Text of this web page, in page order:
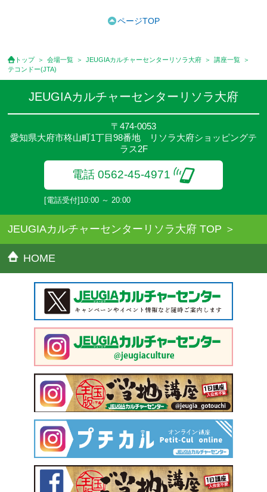
用は含まれておりません。
のでご確認ください。
●参加人数が一定に満たない場合、体験や講座開講を中止または延
期することがあります。
●その他、詳しい内容については、ご入会時にご説明をさせていた
だきます。
ページTOP
トップ 会場一覧 JEUGIAカルチャーセンターリソラ大府
講座一覧
テコンドー(JTA)
JEUGIAカルチャーセンターリソラ大府
〒474-0053
愛知県大府市柊山町1丁目98番地 リソラ大府ショッピングテ
ラス2F
電話 0562-45-4971
[電話受付]10:00 ～ 20:00
JEUGIAカルチャーセンターリソラ大府 TOP
HOME